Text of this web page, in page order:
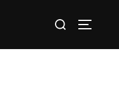
Suchen